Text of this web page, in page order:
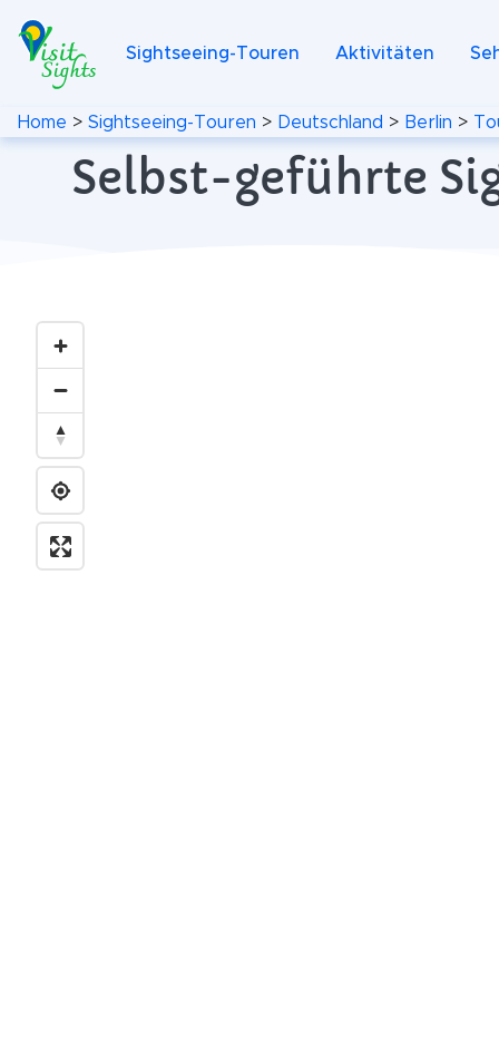
Sightseeing-Touren Aktivitäten
Home > Sightseeing-Touren > Deutschland > Berlin >
Selbst-geführte